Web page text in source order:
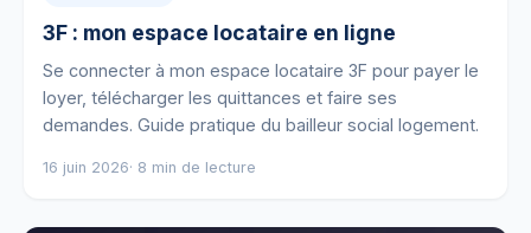
3F : mon espace locataire en ligne
Se connecter à mon espace locataire 3F pour payer le
loyer, télécharger les quittances et faire ses
demandes. Guide pratique du bailleur social logement.
16 juin 2026· 8 min de lecture